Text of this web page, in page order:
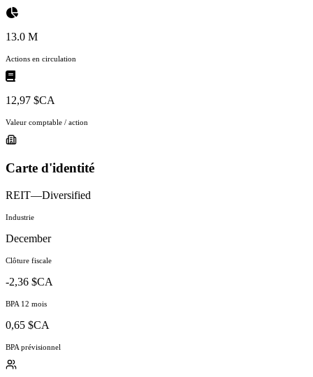
13.0 M
Actions en circulation
12,97 $CA
Valeur comptable / action
Carte d'identité
REIT—Diversified
Industrie
December
Clôture fiscale
-2,36 $CA
BPA 12 mois
0,65 $CA
BPA prévisionnel